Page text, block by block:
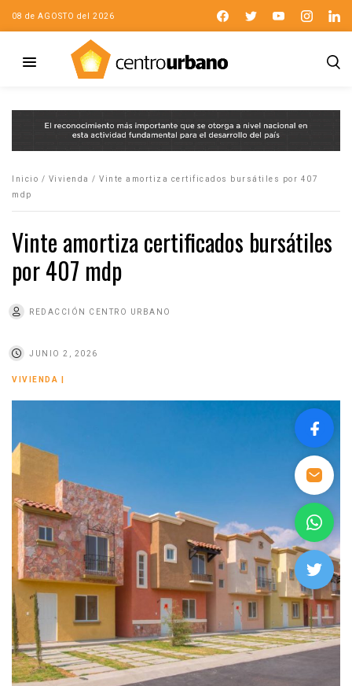
08 de AGOSTO del 2026
Inicio / Vivienda / Vinte amortiza certificados bursátiles por 407
mdp
Vinte amortiza certificados bursátiles
por 407 mdp
REDACCIÓN CENTRO URBANO
JUNIO 2, 2026
VIVIENDA